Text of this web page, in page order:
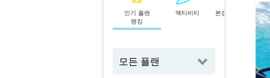
인기 플랜
랭킹
액티비티
본섬 북부에서 출